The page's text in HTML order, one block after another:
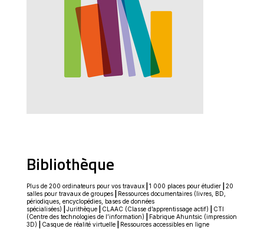
Bibliothèque
Plus de 200 ordinateurs pour vos travaux 1 000 places pour étudier
20
salles pour travaux de groupes
Ressources documentaires (livres, BD,
périodiques, encyclopédies, bases de données
spécialisées)
Jurithèque CLAAC (Classe d’apprentissage actif)
CTI
(Centre des technologies de l’information)
Fabrique Ahuntsic (impression
3D)
Casque de réalité virtuelle
Ressources accessibles en ligne